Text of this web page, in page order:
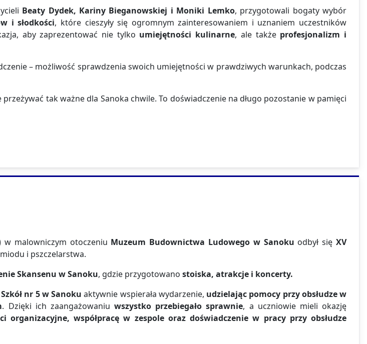
Beaty Dydek, Kariny Bieganowskiej i Moniki Lemko, przygotowali bogaty wybór
i słodkości, które cieszyły się ogromnym zainteresowaniem i uznaniem uczestników
aby zaprezentować nie tylko umiejętności kulinarne, ale także profesjonalizm i
– możliwość sprawdzenia swoich umiejętności w prawdziwych warunkach, podczas
tak ważne dla Sanoka chwile. To doświadczenie na długo pozostanie w pamięci
w malowniczym otoczeniu Muzeum Budownictwa Ludowego w Sanoku odbył sięXV
i pszczelarstwa.
Skansenu w Sanoku, gdzie przygotowano stoiska, atrakcje i koncerty.
nr 5 w Sanoku aktywnie wspierała wydarzenie, udzielając pomocy przy obsłudze w
. Dzięki ich zaangażowaniuwszystko przebiegało sprawnie, a uczniowie mieli okazję
organizacyjne, współpracę w zespole oraz doświadczenie w pracy przy obsłudze